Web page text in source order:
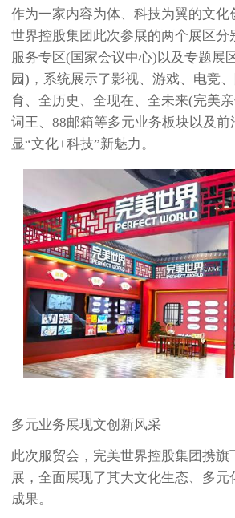
作为一家内容为体、科技为翼的文化
世界控股集团此次参展的两个展区分
服务专区(国家会议中心)以及专题展
园)，系统展示了影视、游戏、电竞
育、全历史、全现在、全未来(完美
词王、88邮箱等多元业务板块以及
显“文化+科技”新魅力。
多元业务展现文创新风采
此次服贸会，完美世界控股集团携旗
展，全面展现了其大文化生态、多元
成果。